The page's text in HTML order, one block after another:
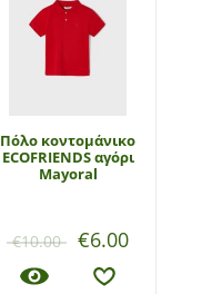
Πόλο κοντομάνικο
ECOFRIENDS αγόρι
Mayoral
€10.00 €6.00